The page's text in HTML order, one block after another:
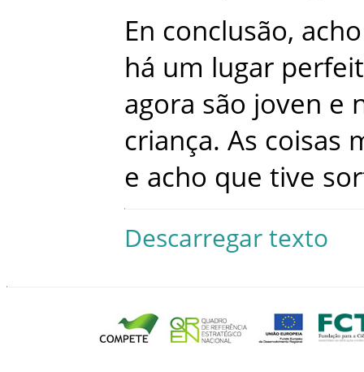
En conclusão, acho
há um lugar
agora são joven e
criança. As coisas
e acho que tive
Descarregar texto